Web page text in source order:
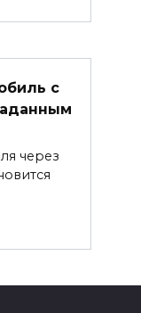
с
через